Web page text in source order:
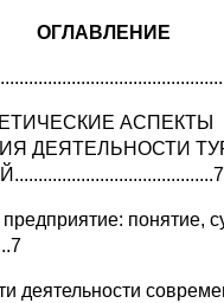
ОГЛАВЛЕНИЕ
АСПЕКТЫ
ДЕЯТЕЛЬНОСТИ
предприятие: понятие,
деятельности